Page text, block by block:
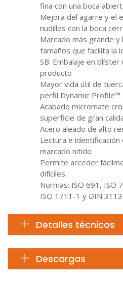
fina con una boca
Mejora del agarre y el
nudillos con la boca
Marcado más grande y
tamaños que facilita la
SB: Embalaje en blíster
producto
Mayor vida útil de
perfil Dynamic Profile™
Acabado micromate
superficie de gran
Acero aleado de alto
Lectura e identificación
marcado nítido
Permite acceder
difíciles
Normas: ISO 691, ISO
ISO 1711-1 y DIN 3113
Detalles técnicos
Descargas